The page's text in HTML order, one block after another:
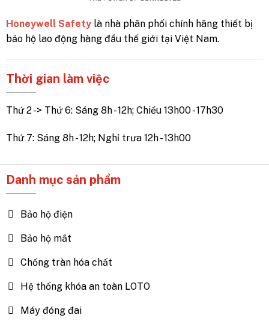
Honeywell Safety là nhà phân phối chính hãng thiết bị
bảo hộ lao động hàng đầu thế giới tại Việt Nam.
Thời gian làm việc
Thứ 2 -> Thứ 6: Sáng 8h - 12h; Chiều 13h00 - 17h30
Thứ 7: Sáng 8h - 12h; Nghỉ trưa 12h - 13h00
Danh mục sản phẩm
Bảo hộ điện
Bảo hộ mắt
Chống tràn hóa chất
Hệ thống khóa an toàn LOTO
Máy đóng đai